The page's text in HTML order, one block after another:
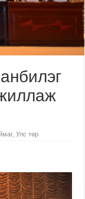
,Улс төр